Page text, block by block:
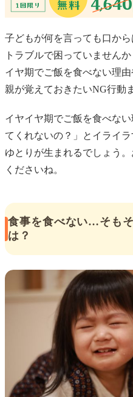
子どもが何を言っても口か
トラブルで困っていません
イヤ期でご飯を食べない理
親が覚えておきたいNG行動
イヤイヤ期でご飯を食べな
てくれないの？」とイライ
ゆとりが生まれるでしょう
くださいね。
食事を食べない…そも
は？